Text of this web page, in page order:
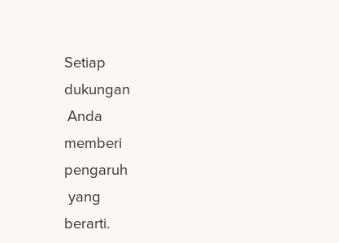
Setiap
dukungan
Anda
memberi
pengaruh
yang
berarti.